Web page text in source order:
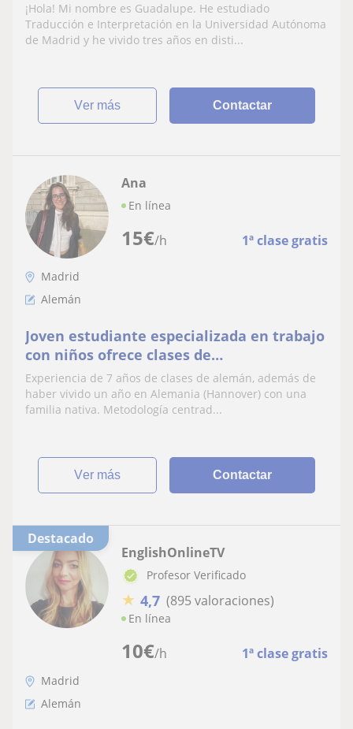
¡Hola! Mi nombre es Guadalupe. He estudiado
Traducción e Interpretación en la Universidad Autónoma
de Madrid y he vivido tres años en disti...
ver más Contactar
15€/h 1ª clase gratis
Ana
En línea
Madrid
Alemán
Joven estudiante especializada en trabajo
con niños ofrece clases de
refuerzo/conversación en alemán
Experiencia de 7 años de clases de alemán, además de
haber vivido un año en Alemania (Hannover) con una
familia nativa. Metodología centrad...
ver más Contactar
Destacado
10€/h 1ª clase gratis
EnglishOnlineTV
Profesor Verificado
★ 4,7 (895 valoraciones)
En línea
Madrid
Alemán